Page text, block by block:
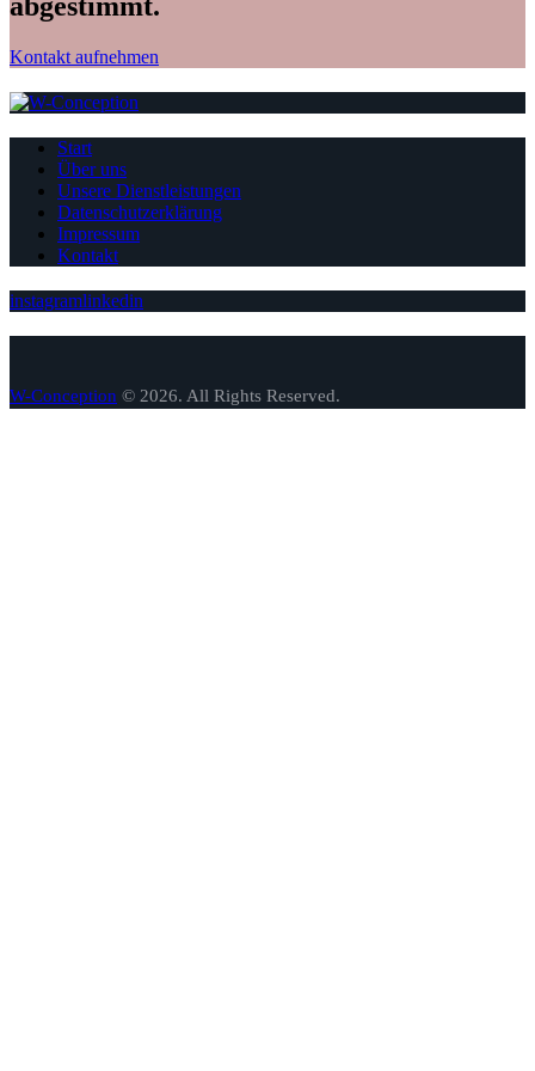
abgestimmt.
Kontakt aufnehmen
Start
Über uns
Unsere Dienstleistungen
Datenschutzerklärung
Impressum
Kontakt
instagramlinkedin
W-Conception © 2026. All Rights Reserved.